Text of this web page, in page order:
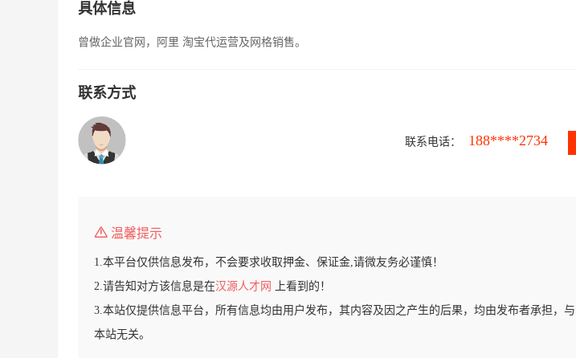
具体信息
曾做企业官网，阿里 淘宝代运营及网格销售。
联系方式
联系电话： 188****2734
温馨提示
1.本平台仅供信息发布，不会要求收取押金、保证金,请微友务必谨慎！
2.请告知对方该信息是在汉源人才网
上看到的！
3.本站仅提供信息平台，所有信息均由用户发布，其内容及因之产生的后果，均由发布者承担，与
本站无关。